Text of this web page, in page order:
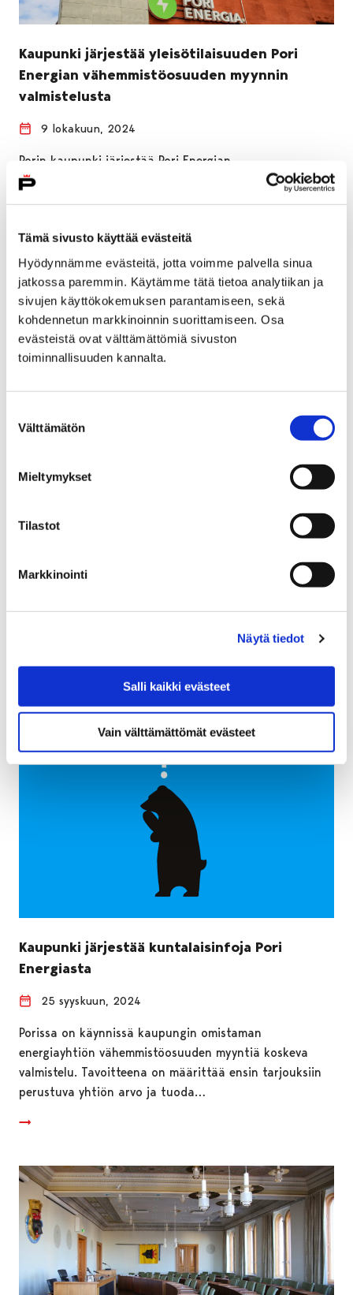
Tämä sivusto käyttää evästeitä
Hyödynnämme evästeitä, jotta voimme palvella sinua
jatkossa paremmin. Käytämme tätä tietoa analytiikan ja
sivujen käyttökokemuksen parantamiseen, sekä
kohdennetun markkinoinnin suorittamiseen. Osa
evästeistä ovat välttämättömiä sivuston
toiminnallisuuden kannalta.
valinta
Välttämätön
Mieltymykset
Tilastot
Markkinointi
Näytä tiedot
Salli kaikki evästeet
Vain välttämättömät evästeet
Kaupunki järjestää yleisötilaisuuden Pori
Energian vähemmistöosuuden myynnin
valmistelusta
9 lokakuun, 2024
Porin kaupunki järjestää Pori Energian
vähemmistöosuuden myynnin valmisteluun liittyvän
vähemmistöosuuden…
Pori Energiaan liittyvä kuntalaisinfo julkaistu
vähemmistöosuuden myyntiä koskevasta valmistelusta
avoimesti ja niin, että kuntalaiset ovat tietoisia
Kaupunki järjestää kuntalaisinfoja Pori
Energiasta
25 syyskuun, 2024
Porissa on käynnissä kaupungin omistaman
energiayhtiön vähemmistöosuuden myyntiä koskeva
valmistelu. Tavoitteena on määrittää ensin tarjouksiin
perustuva yhtiön arvo ja tuoda…